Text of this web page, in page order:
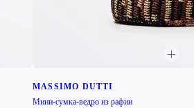
MASSIMO DUTTI
Мини-сумка-ведро из рафии